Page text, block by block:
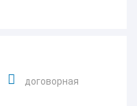
договорная